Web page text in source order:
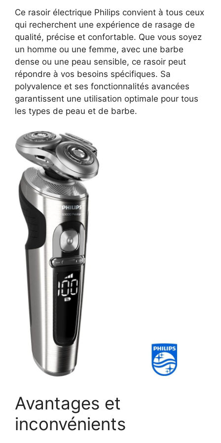
Ce rasoir électrique Philips convient à tous ceux
qui recherchent une expérience de rasage de
qualité, précise et confortable. Que vous soyez
un homme ou une femme, avec une barbe
dense ou une peau sensible, ce rasoir peut
répondre à vos besoins spécifiques. Sa
polyvalence et ses fonctionnalités avancées
garantissent une utilisation optimale pour tous
les types de peau et de barbe.
Avantages et
inconvénients